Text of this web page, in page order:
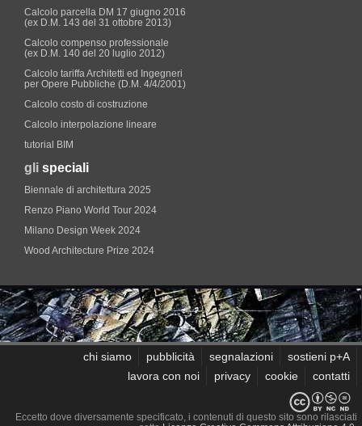
Calcolo parcella DM 17 giugno 2016
(ex D.M. 143 del 31 ottobre 2013)
Calcolo compenso professionale
(ex D.M. 140 del 20 luglio 2012)
Calcolo tariffa Architetti ed Ingegneri
per Opere Pubbliche (D.M. 4/4/2001)
Calcolo costo di costruzione
Calcolo interpolazione lineare
tutorial BIM
gli speciali
Biennale di architettura 2025
Renzo Piano World Tour 2024
Milano Design Week 2024
Wood Architecture Prize 2024
chi siamo pubblicità segnalazioni
sostieni p+A
lavora con noi
privacy cookie contatti
Eccetto dove diversamente specificato, i contenuti di questo sito sono rilasciati